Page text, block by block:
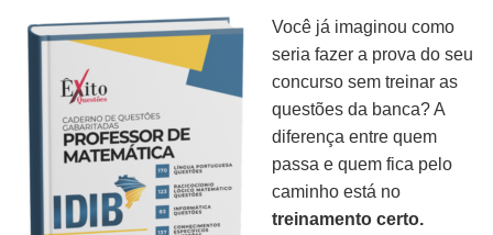
Você já imaginou como
seria fazer a prova do seu
concurso sem treinar as
questões da banca? A
diferença entre quem
passa e quem fica pelo
caminho está no
treinamento certo.